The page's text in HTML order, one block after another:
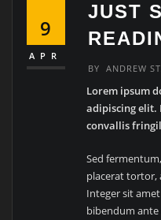
9
APR
JUST
BY ANDREW
Lorem ipsum
adipiscing elit.
convallis
Sed
placerat tortor,
Integer sit
bibendum ante